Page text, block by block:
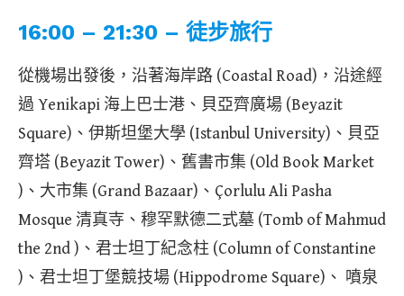
16:00 – 21:30 – 徒步旅行
從機場出發後，沿著海岸路 (Coastal Road)，沿途經
過 Yenikapi 海上巴士港、貝亞齊廣場 (Beyazit
Square)、伊斯坦堡大學 (Istanbul University)、貝亞
齊塔 (Beyazit Tower)、舊書市集 (Old Book Market
)、大市集 (Grand Bazaar)、Çorlulu Ali Pasha
Mosque 清真寺、穆罕默德二式墓 (Tomb of Mahmud
the 2nd )、君士坦丁紀念柱 (Column of Constantine
)、君士坦丁堡競技場 (Hippodrome Square)、 噴泉